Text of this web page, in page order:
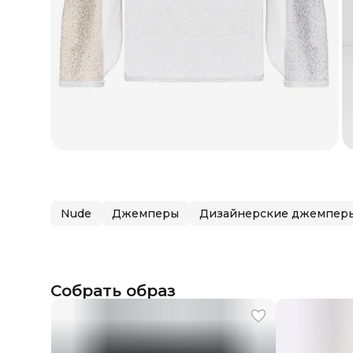
Nude Джемперы Дизайнерские
Собрать образ